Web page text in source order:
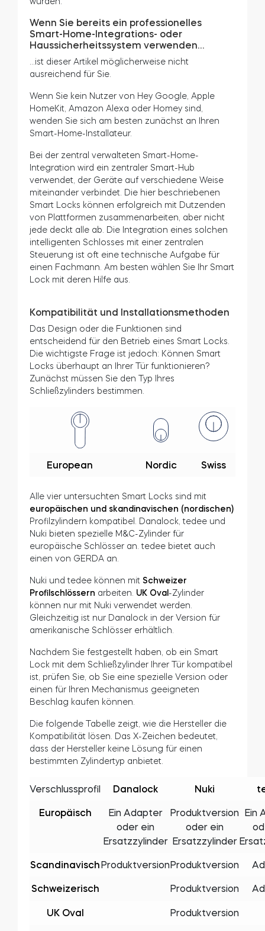
Wenn Sie bereits ein professionelles
Smart-Home-Integrations- oder
Haussicherheitssystem verwenden…
…ist dieser Artikel möglicherweise nicht
ausreichend für Sie.
Wenn Sie kein Nutzer von Hey Google, Apple
HomeKit, Amazon Alexa oder Homey sind,
wenden Sie sich am besten zunächst an Ihren
Smart-Home-Installateur.
Bei der zentral verwalteten Smart-Home-
Integration wird ein zentraler Smart-Hub
verwendet, der Geräte auf verschiedene Weise
miteinander verbindet. Die hier beschriebenen
Smart Locks können erfolgreich mit Dutzenden
von Plattformen zusammenarbeiten, aber nicht
jede deckt alle ab. Die Integration eines solchen
intelligenten Schlosses mit einer zentralen
Steuerung ist oft eine technische Aufgabe für
einen Fachmann. Am besten wählen Sie Ihr Smart
Lock mit deren Hilfe aus.
Kompatibilität und Installationsmethoden
Das Design oder die Funktionen sind
entscheidend für den Betrieb eines Smart Locks.
Die wichtigste Frage ist jedoch: Können Smart
Locks überhaupt an Ihrer Tür funktionieren?
Zunächst müssen Sie den Typ Ihres
Schließzylinders bestimmen.
European Nordic Swiss
Alle vier untersuchten Smart Locks sind mit
europäischen und skandinavischen (nordischen)
Profilzylindern kompatibel. Danalock, tedee und
Nuki bieten spezielle M&C-Zylinder für
europäische Schlösser an. tedee bietet auch
einen von GERDA an.
Nuki und tedee können mit Schweizer
Profilschlössern arbeiten. UK Oval -Zylinder
können nur mit Nuki verwendet werden.
Gleichzeitig ist nur Danalock in der Version für
amerikanische Schlösser erhältlich.
Nachdem Sie festgestellt haben, ob ein Smart
Lock mit dem Schließzylinder Ihrer Tür kompatibel
ist, prüfen Sie, ob Sie eine spezielle Version oder
einen für Ihren Mechanismus geeigneten
Beschlag kaufen können.
Die folgende Tabelle zeigt, wie die Hersteller die
Kompatibilität lösen. Das X-Zeichen bedeutet,
dass der Hersteller keine Lösung für einen
bestimmten Zylindertyp anbietet.
Verschlussprofil Danalock Nuki
Europäisch
Ein Adapter
oder ein
Ersatzzylinder
Produktversion
oder ein
Ersatzzylinder
Ein
ScandinavischProduktversionProduktversion
Schweizerisch Produktversion
UK Oval Produktversion